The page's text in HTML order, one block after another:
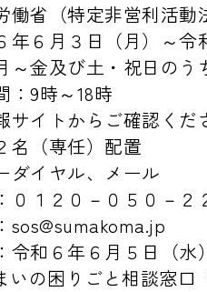
働省（特定非営利活動
年６月３日（月）～令
～金及び土・祝日のう
：9時～18時
イトからご確認くだ
名（専任）配置
ダイヤル、メール
０１２０－０５０－２
sos@sumakoma.jp
令和６年６月５日（水
いの困りごと相談窓口